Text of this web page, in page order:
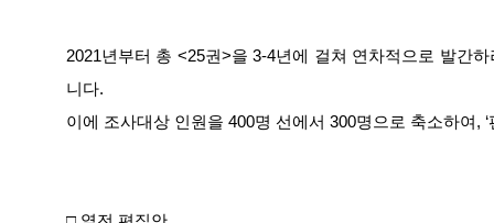
2021년부터 총 <25권>을 3-4년에 걸쳐 연차적으로 발간
니다.
이에 조사대상 인원을 400명 선에서 300명으로 축소하여, ‘